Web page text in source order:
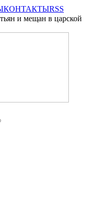
КОНТАКТЫRSS
и мещан в царской